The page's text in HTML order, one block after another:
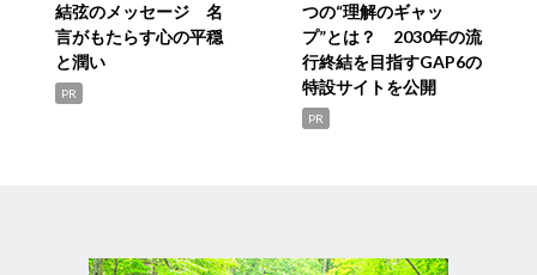
結弦のメッセージ 名
言がもたらす心の平穏
と潤い
PR
つの“理解のギャッ
プ”とは？ 2030年の流
行終結を目指すGAP6の
特設サイトを公開
PR